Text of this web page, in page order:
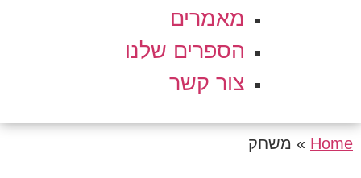
מאמרים
הספרים שלנו
צור קשר
Home
» משחק